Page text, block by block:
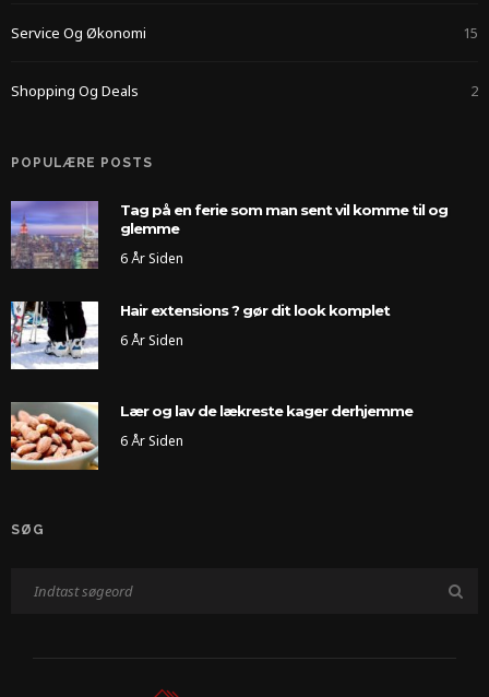
Service Og Økonomi 15
Shopping Og Deals 2
POPULÆRE POSTS
Tag på en ferie som man sent vil komme til og
glemme
6 År Siden
Hair extensions ? gør dit look komplet
6 År Siden
Lær og lav de lækreste kager derhjemme
6 År Siden
SØG